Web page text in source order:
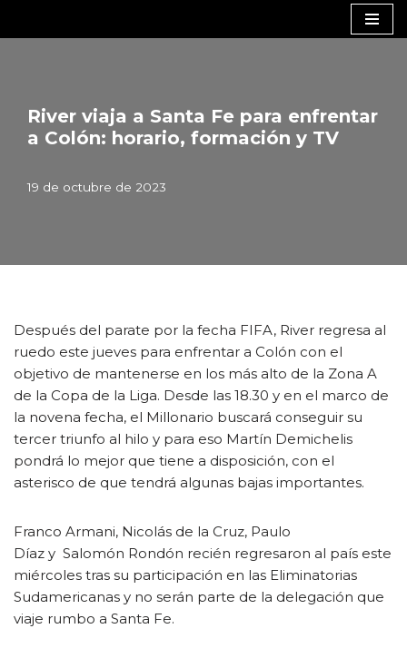
River viaja a Santa Fe para enfrentar
a Colón: horario, formación y TV
19 de octubre de 2023
Después del parate por la fecha FIFA, River regresa al
ruedo este jueves para enfrentar a Colón con el
objetivo de mantenerse en los más alto de la Zona A
de la Copa de la Liga. Desde las 18.30 y en el marco de
la novena fecha, el Millonario buscará conseguir su
tercer triunfo al hilo y para eso Martín Demichelis
pondrá lo mejor que tiene a disposición, con el
asterisco de que tendrá algunas bajas importantes.
Franco Armani, Nicolás de la Cruz, Paulo
Díaz y Salomón Rondón recién regresaron al país este
miércoles tras su participación en las Eliminatorias
Sudamericanas y no serán parte de la delegación que
viaje rumbo a Santa Fe.